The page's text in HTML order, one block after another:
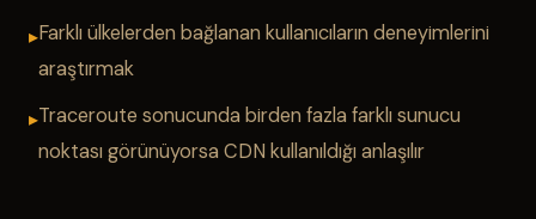
Farklı ülkelerden bağlanan kullanıcıların deneyimlerini
araştırmak
Traceroute sonucunda birden fazla farklı sunucu
noktası görünüyorsa CDN kullanıldığı anlaşılır